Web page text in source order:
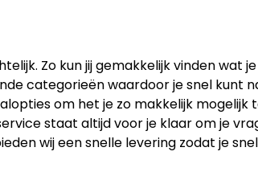
Zo kun jij gemakkelijk vinden wat
categorieën waardoor je snel kunt
om het je zo makkelijk mogelijk
staat altijd voor je klaar om je
wij een snelle levering zodat je